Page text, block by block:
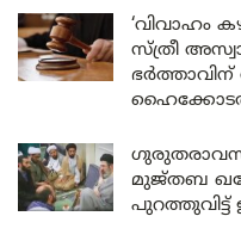
‘വിവാഹം
സ്ത്രീ
മുജ്തബ
പുറത്തുവിട്ട്